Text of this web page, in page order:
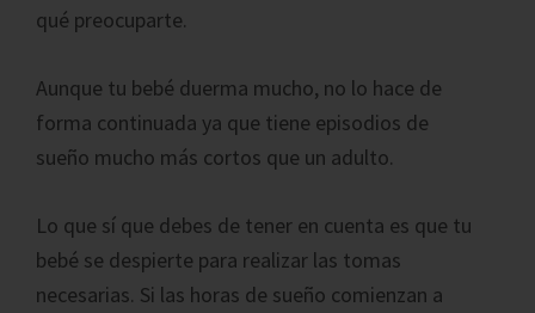
qué preocuparte.
Aunque tu bebé duerma mucho, no lo hace de
forma continuada ya que tiene episodios de
sueño mucho más cortos que un adulto.
Lo que sí que debes de tener en cuenta es que tu
bebé se despierte para realizar las tomas
necesarias. Si las horas de sueño comienzan a